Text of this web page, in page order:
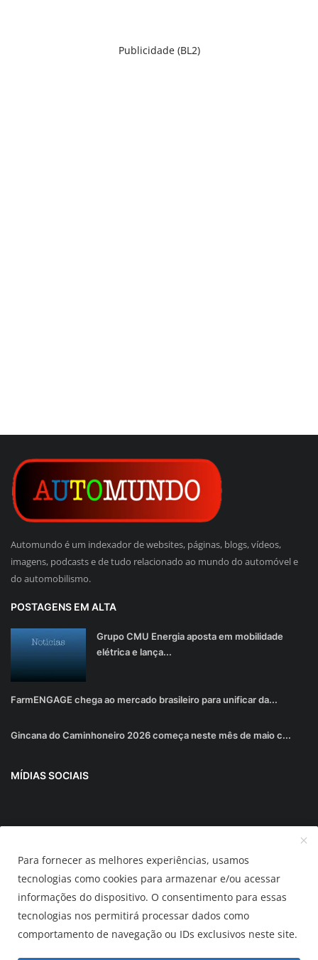
Publicidade (BL2)
Automundo é um indexador de websites, páginas, blogs, vídeos,
imagens, podcasts e de tudo relacionado ao mundo do automóvel e
do automobilismo.
POSTAGENS EM ALTA
Grupo CMU Energia aposta em mobilidade
elétrica e lança...
FarmENGAGE chega ao mercado brasileiro para unificar da...
Gincana do Caminhoneiro 2026 começa neste mês de maio c...
MÍDIAS SOCIAIS
Inscrever-se
AUTOMUNDO.com.br
Para fornecer as melhores experiências, usamos
tecnologias como cookies para armazenar e/ou acessar
informações do dispositivo. O consentimento para essas
tecnologias nos permitirá processar dados como
comportamento de navegação ou IDs exclusivos neste site.